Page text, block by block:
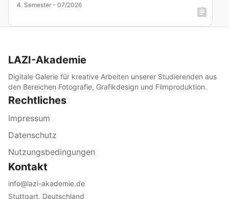
4. Semester - 07/2026
LAZI-Akademie
Digitale Galerie für kreative Arbeiten unserer Studierenden aus
den Bereichen Fotografie, Grafikdesign und Filmproduktion.
Rechtliches
Impressum
Datenschutz
Nutzungsbedingungen
Kontakt
info@lazi-akademie.de
Stuttgart, Deutschland